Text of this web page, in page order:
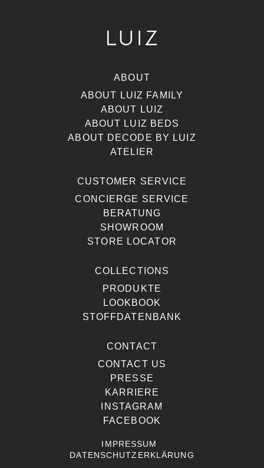
ABOUT
ABOUT LUIZ FAMILY
ABOUT LUIZ
ABOUT LUIZ BEDS
ABOUT DECODE BY LUIZ
ATELIER
CUSTOMER SERVICE
CONCIERGE SERVICE
BERATUNG
SHOWROOM
STORE LOCATOR
COLLECTIONS
PRODUKTE
LOOKBOOK
STOFFDATENBANK
CONTACT
CONTACT US
PRESSE
KARRIERE
INSTAGRAM
FACEBOOK
IMPRESSUM
DATENSCHUTZERKLÄRUNG